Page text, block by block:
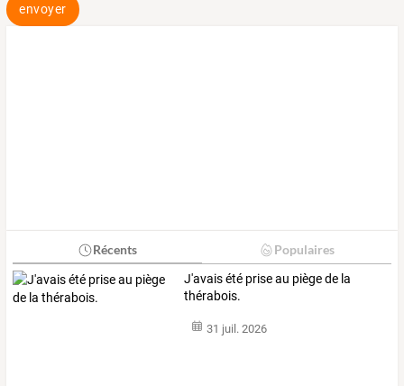
envoyer
Récents Populaires
J'avais été prise au piège de la
thérabois.
31 juil. 2026